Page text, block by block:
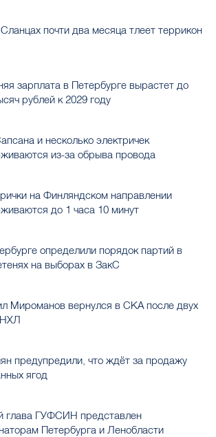
почти два месяца тлеет террикон
зарплата в Петербурге вырастет до
рублей к 2029 году
и несколько электричек
из-за обрыва провода
на Финляндском направлении
до 1 часа 10 минут
определили порядок партий в
на выборах в ЗакС
Мироманов вернулся в СКА после двух
НХЛ
предупредили, что ждёт за продажу
ягод
глава ГУФСИН представлен
Петербурга и Ленобласти